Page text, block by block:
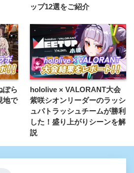
ップ12選をご紹介
ぽら
地で
hololive × VALORANT大会
紫咲シオンリーダーのラッシ
ュパトラッシュチームが勝利
した！盛り上がりシーンを解
説